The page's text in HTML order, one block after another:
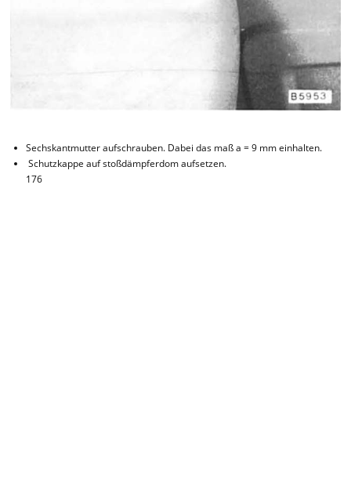
Sechskantmutter aufschrauben. Dabei das maß a = 9 mm einhalten.
Schutzkappe auf stoßdämpferdom aufsetzen.
176